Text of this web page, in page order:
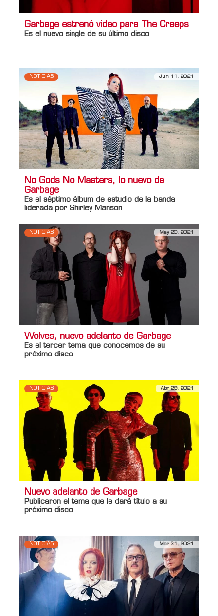
Garbage estrenó video para The Creeps
Es el nuevo single de su último disco
NOTICIAS Jun 11, 2021
No Gods No Masters, lo nuevo de
Garbage
Es el séptimo álbum de estudio de la banda
liderada por Shirley Manson
NOTICIAS May 20, 2021
Wolves, nuevo adelanto de Garbage
Es el tercer tema que conocemos de su
próximo disco
NOTICIAS Abr 29, 2021
Nuevo adelanto de Garbage
Publicaron el tema que le dará título a su
próximo disco
NOTICIAS Mar 31, 2021